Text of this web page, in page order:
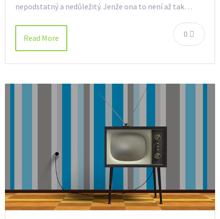
nepodstatný a nedůležitý. Jenže ona to není až tak…
0
Read More